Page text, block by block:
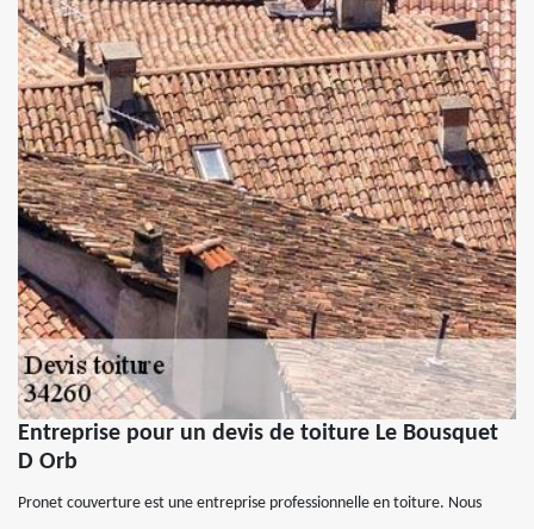
Entreprise pour un devis de toiture Le Bousquet
D Orb
Pronet couverture est une entreprise professionnelle en toiture. Nous